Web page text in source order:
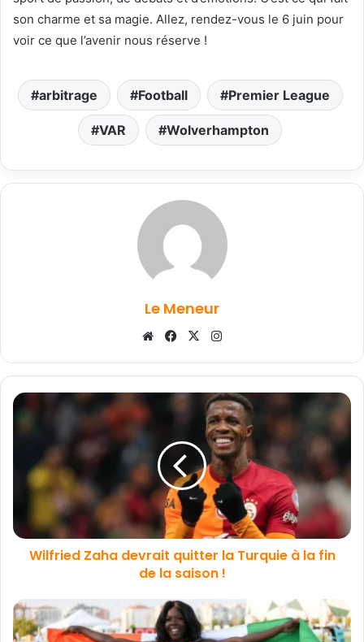
son charme et sa magie. Allez, rendez-vous le 6 juin pour
voir ce que l’avenir nous réserve !
arbitrage Football Premier League
VAR Wolverhampton
Le Meneur
WebsiteFacebook
X
Wilfried Zaha devrait quitter la Turquie à la fin
de la saison !